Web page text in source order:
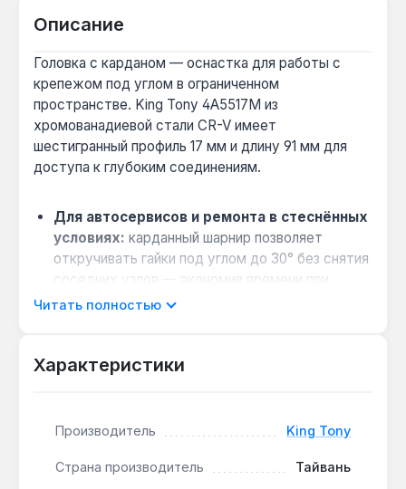
Описание
Головка с карданом — оснастка для работы с
крепежом под углом в ограниченном
пространстве. King Tony 4A5517M из
хромованадиевой стали CR-V имеет
шестигранный профиль 17 мм и длину 91 мм для
доступа к глубоким соединениям.
Для автосервисов и ремонта в стеснённых
условиях: карданный шарнир позволяет
откручивать гайки под углом до 30° без снятия
соседних узлов — экономия времени при
демонтаже коробки передач или подвески.
дюйма подходит для гайковертов и воротков с
Износостойкость при интенсивной
выдерживает крутящий момент до 150 Н·м без
Читать полностью
Характеристики
Производитель King Tony
Страна производитель Тайвань